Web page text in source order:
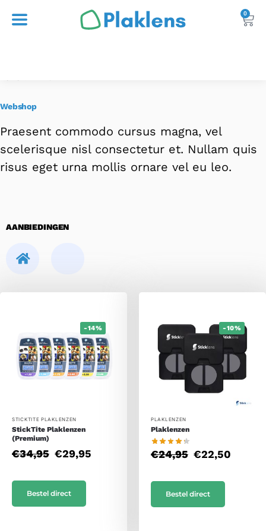
0
Webshop
Praesent commodo cursus magna, vel
scelerisque nisl consectetur et. Nullam quis
risus eget urna mollis ornare vel eu leo.
AANBIEDINGEN
-14%
STICKTITE PLAKLENZEN
StickTite Plaklenzen
(Premium)
€34,95 €29,95
Bestel direct
-10%
PLAKLENZEN
Plaklenzen
€24,95 €22,50
Bestel direct